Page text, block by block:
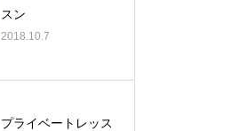
スン
2018.10.7
プライベートレッス